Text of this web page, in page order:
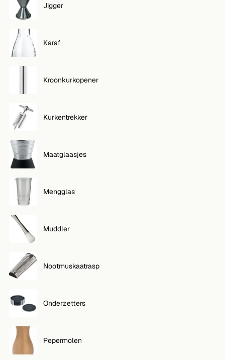
Jigger
Karaf
Kroonkurkopener
Kurkentrekker
Maatglaasjes
Mengglas
Muddler
Nootmuskaatrasp
Onderzetters
Pepermolen